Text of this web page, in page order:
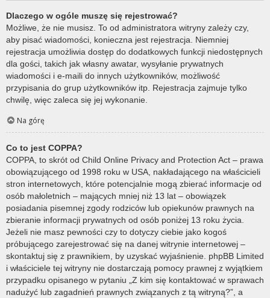
Dlaczego w ogóle muszę się rejestrować?
Możliwe, że nie musisz. To od administratora witryny zależy czy,
aby pisać wiadomości, konieczna jest rejestracja. Niemniej
rejestracja umożliwia dostęp do dodatkowych funkcji niedostępnych
dla gości, takich jak własny awatar, wysyłanie prywatnych
wiadomości i e-maili do innych użytkowników, możliwość
przypisania do grup użytkowników itp. Rejestracja zajmuje tylko
chwilę, więc zaleca się jej wykonanie.
Na górę
Co to jest COPPA?
COPPA, to skrót od Child Online Privacy and Protection Act – prawa
obowiązującego od 1998 roku w USA, nakładającego na właścicieli
stron internetowych, które potencjalnie mogą zbierać informacje od
osób małoletnich – mających mniej niż 13 lat – obowiązek
posiadania pisemnej zgody rodziców lub opiekunów prawnych na
zbieranie informacji prywatnych od osób poniżej 13 roku życia.
Jeżeli nie masz pewności czy to dotyczy ciebie jako kogoś
próbującego zarejestrować się na danej witrynie internetowej –
skontaktuj się z prawnikiem, by uzyskać wyjaśnienie. phpBB Limited
i właściciele tej witryny nie dostarczają pomocy prawnej z wyjątkiem
przypadku opisanego w pytaniu „Z kim się kontaktować w sprawach
nadużyć lub zagadnień prawnych związanych z tą witryną?”, a